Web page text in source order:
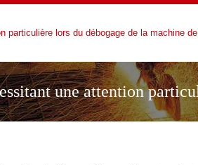
particulière lors du débogage de la machine
une attention